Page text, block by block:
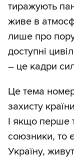
тиражують
живе в
лише про
доступні
– це кадри
Це тема
захисту
І якщо перше
союзники, то
Україну,